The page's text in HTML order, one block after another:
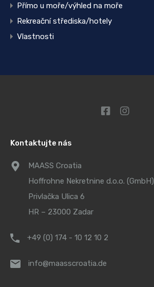
Přímo u moře/výhled na moře
Rekreační střediska/hotely
Vlastnosti
Kontaktujte nás
MAASS Croatia
Hoffrohne Nekretnine d.o.o. (GmbH)
Privlačka Ulica 6
HR – 23000 Zadar
+49 (0) 174 - 10 12 10 2
info@maasscroatia.de